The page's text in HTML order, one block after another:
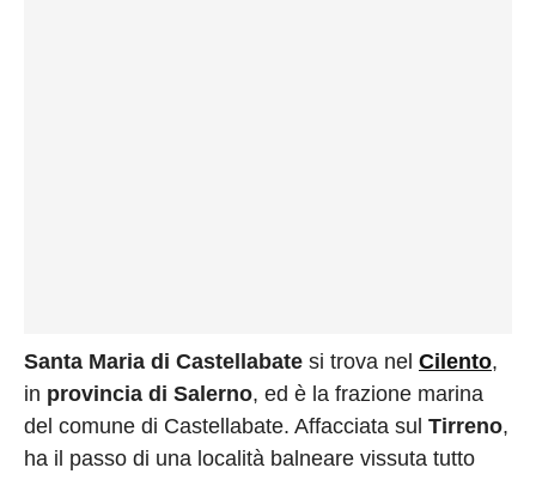
Santa Maria di Castellabate si trova nel Cilento,
in provincia di Salerno, ed è la frazione marina
del comune di Castellabate. Affacciata sul Tirreno,
ha il passo di una località balneare vissuta tutto